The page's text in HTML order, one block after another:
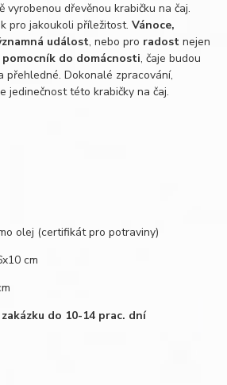
vyrobenou dřevěnou krabičku na čaj.
pro jakoukoli příležitost.Vánoce,
událost, nebo pro radost nejen
pomocník do domácnosti, čaje budou
přehledné. Dokonalé zpracování,
jedinečnost této krabičky na čaj.
olej (certifikát pro potraviny)
cm
do 10-14 prac. dní